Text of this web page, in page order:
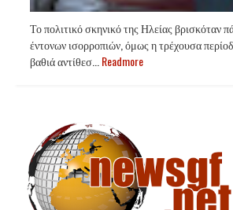
Το πολιτικό σκηνικό της Ηλείας βρισκόταν
έντονων ισορροπιών, όμως η τρέχουσα
βαθιά αντίθεσ...Readmore